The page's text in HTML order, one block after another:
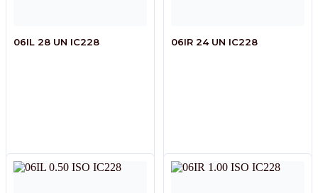
06IL 28 UN IC228 06IR 24 UN IC228